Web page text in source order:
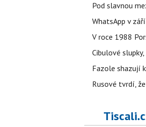
Pod slavnou
WhatsApp v
V roce 1988
Cibulové
Fazole shazují
Rusové tvrdí,